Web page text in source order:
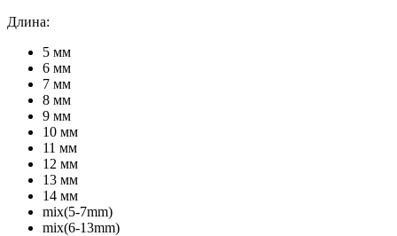
Длина:
5 мм
6 мм
7 мм
8 мм
9 мм
10 мм
11 мм
12 мм
13 мм
14 мм
mix(5-7mm)
mix(6-13mm)